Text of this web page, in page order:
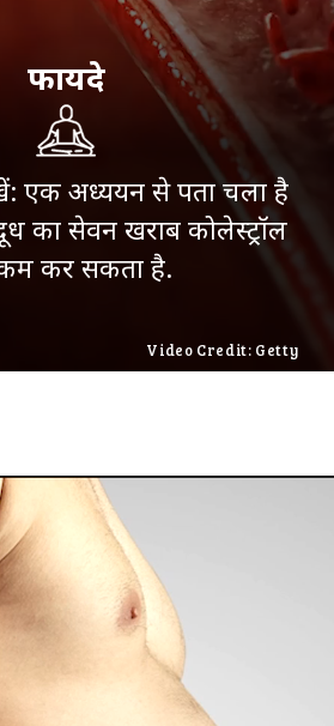
फायदे
एक अध्ययन से पता चला है
का सेवन खराब कोलेस्ट्रॉल
कर सकता है.
Video Credit: Getty